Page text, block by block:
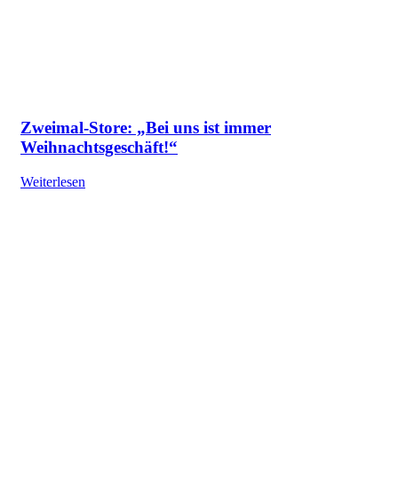
Zweimal-Store: „Bei uns ist immer
Weihnachtsgeschäft!“
Weiterlesen